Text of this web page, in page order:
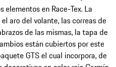
elementos en Race-Tex. La
aro del volante, las correas de
de las mismas, la tapa de
están cubiertos por este
GTS el cual incorpora, de